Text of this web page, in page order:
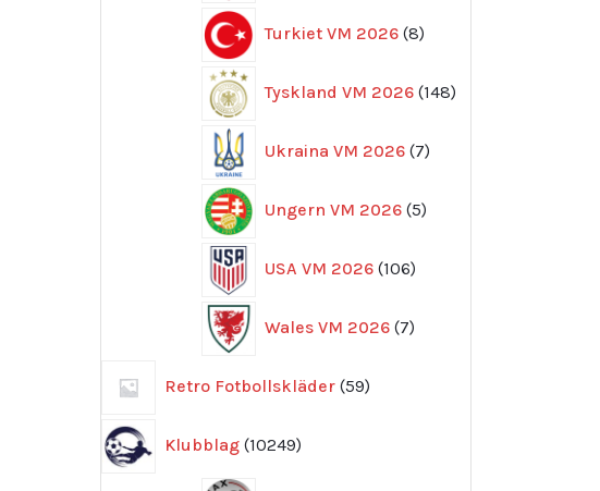
Turkiet VM 2026 8
produkter
Tyskland VM 2026 148
produkter
Ukraina VM 2026 7
produkter
Ungern VM 2026 5
produkter
USA VM 2026 106
produkter
Wales VM 2026 7
produkter
Retro Fotbollskläder 59
produkter
Klubblag 10249
produkter